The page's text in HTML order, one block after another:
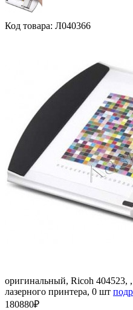
Код товара: Л040366
оригинальный, Ricoh 404523,
лазерного принтера, 0 шт
180880₽